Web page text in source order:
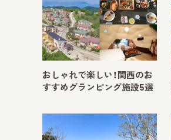
おしゃれで楽しい！関西のお
すすめグランピング施設5選